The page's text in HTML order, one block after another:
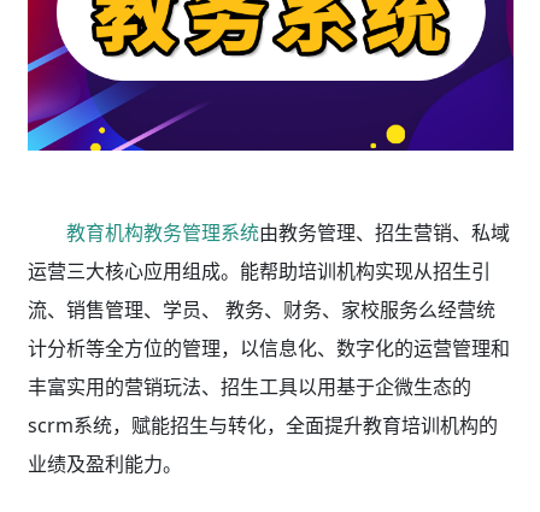
教育机构教务管理系统由教务管理、招生营销、私域
运营三大核心应用组成。能帮助培训机构实现从招生引
流、销售管理、学员、 教务、财务、家校服务么经营统
计分析等全方位的管理，以信息化、数字化的运营管理和
丰富实用的营销玩法、招生工具以用基于企微生态的
scrm系统，赋能招生与转化，全面提升教育培训机构的
业绩及盈利能力。